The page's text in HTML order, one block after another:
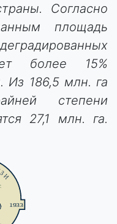
Согласно
площадь
более 15%
Из 186,5 млн. га
степени
27,1 млн. га.